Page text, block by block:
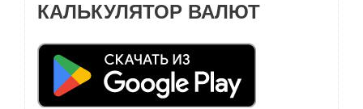
КАЛЬКУЛЯТОР ВАЛЮТ